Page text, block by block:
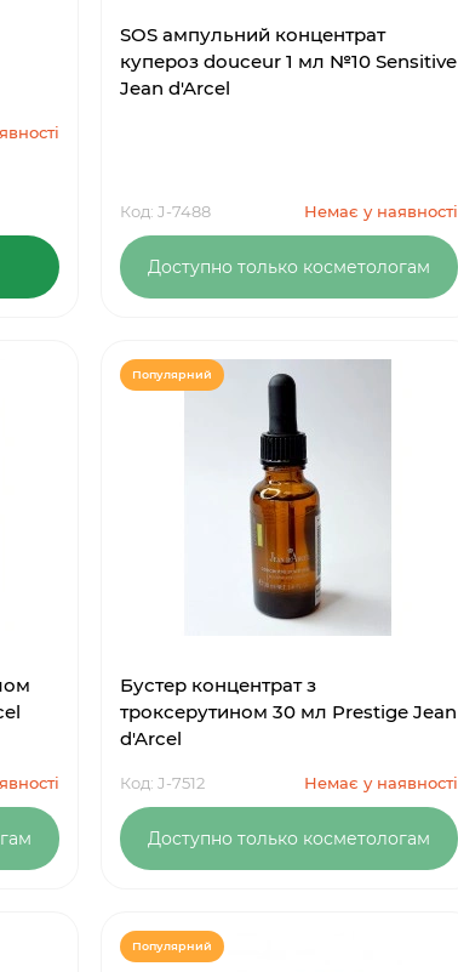
SOS ампульний концентрат
купероз douceur 1 мл №10 Sensitive
Jean d'Arcel
Код: J-7488 Немає у наявності
Доступно только косметологам
Популярний
Бустер концентрат з
троксерутином 30 мл Prestige Jean
d'Arcel
Код: J-7512 Немає у наявності
Доступно только косметологам
Популярний